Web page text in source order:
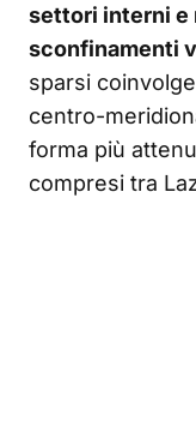
settori interni e
sconfinamenti
sparsi
centro-
forma più
compresi tra